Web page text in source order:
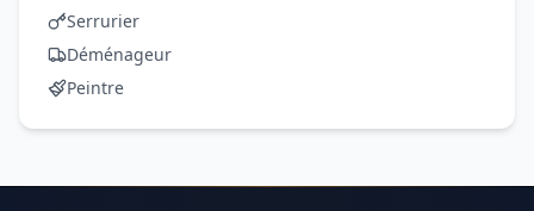
Serrurier
Déménageur
Peintre